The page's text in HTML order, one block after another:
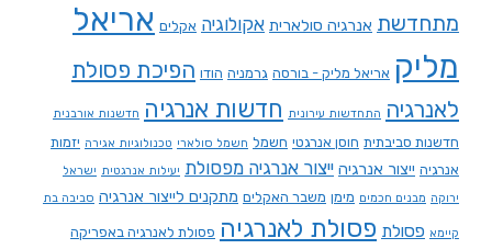
מתחדשת אנרגיה סולארית אקולוגיה אקלים אריאל
מליק אריאל מליק - בורסה גרמניה הודו הפיכת פסולת
לאנרגיה התחדשות עירונית חדשות אנרגיה חדשנות אורבנית
חדשנות סביבתית חוסן אנרגטי חשמל חשמל סולארי טכנולוגיות אגירה יזמות
אנרגיה ייצור אנרגיה ייצור אנרגיה מפסולת יעילות אנרגטית ישראל
ירוקה מבנים חכמים מימן משבר האקלים מתקנים לייצור אנרגיה סביבה בת
קיימא פסולת פסולת לאנרגיה פסולת לאנרגיה באפריקה